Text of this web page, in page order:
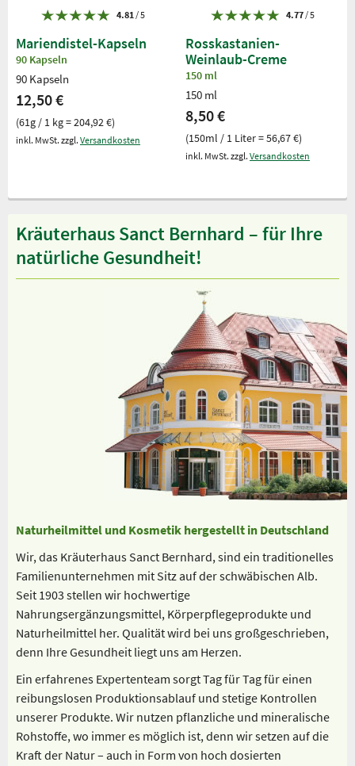
4.81 / 5
Mariendistel-Kapseln
90 Kapseln
90 Kapseln
12,50 €
(61g / 1 kg = 204,92 €)
inkl. MwSt. zzgl. Versandkosten
4.77/ 5
Rosskastanien-
Weinlaub-Creme
150 ml
150 ml
8,50 €
(150ml / 1 Liter = 56,67 €)
inkl. MwSt. zzgl. Versandkosten
Kräuterhaus Sanct Bernhard – für Ihre
natürliche Gesundheit!
Naturheilmittel und Kosmetik hergestellt in Deutschland
Wir, das Kräuterhaus Sanct Bernhard, sind ein traditionelles
Familienunternehmen mit Sitz auf der schwäbischen Alb.
Seit 1903 stellen wir hochwertige
Nahrungsergänzungsmittel, Körperpflegeprodukte und
Naturheilmittel her. Qualität wird bei uns großgeschrieben,
denn Ihre Gesundheit liegt uns am Herzen.
Ein erfahrenes Expertenteam sorgt Tag für Tag für einen
reibungslosen Produktionsablauf und stetige Kontrollen
unserer Produkte. Wir nutzen pflanzliche und mineralische
Rohstoffe, wo immer es möglich ist, denn wir setzen auf die
Kraft der Natur – auch in Form von hoch dosierten